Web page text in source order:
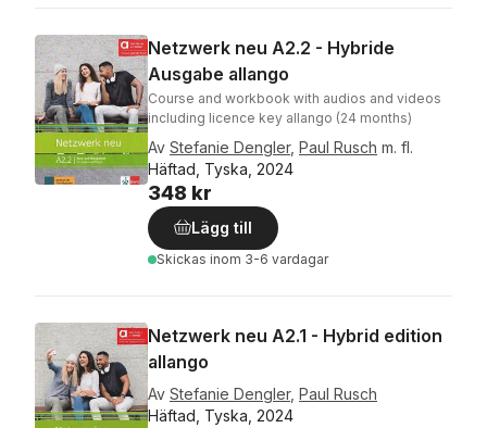
Netzwerk neu A2.2 - Hybride
Ausgabe allango
Course and workbook with audios and videos
including licence key allango (24 months)
Av Stefanie Dengler, Paul Rusch m. fl.
Häftad, Tyska, 2024
348 kr
Lägg till
Skickas inom 3-6 vardagar
Netzwerk neu A2.1 - Hybrid edition
allango
Av Stefanie Dengler, Paul Rusch
Häftad, Tyska, 2024